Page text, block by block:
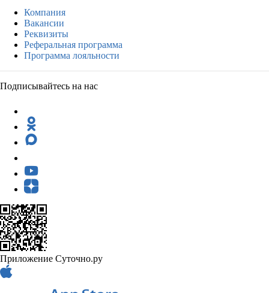
Компания
Вакансии
Реквизиты
Реферальная программа
Программа лояльности
Подписывайтесь на нас
Приложение Суточно.ру